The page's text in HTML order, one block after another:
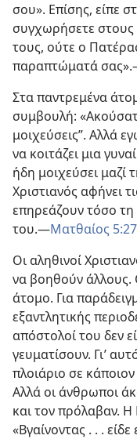
σου». Επίσης, είπε
συγχωρήσετε
τους, ούτε ο
παραπτώματά
Στα παντρεμένα
συμβουλή:
μοιχεύσεις”. Αλλά
να κοιτάζει μια
ήδη μοιχεύσει μαζί
Χριστιανός αφήνει
επηρεάζουν τόσο τη
του.​—Ματθαίος
Οι αληθινοί
να βοηθούν άλλους.
άτομο. Για
εξαντλητικής
απόστολοί του δεν
γευματίσουν. Γι’
πλοιάριο σε
Αλλά οι άνθρωποι
και τον πρόλαβαν.
«Βγαίνοντας . . .